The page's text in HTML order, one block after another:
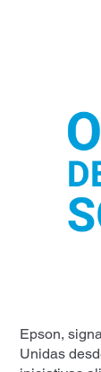
Epson,
Unidas